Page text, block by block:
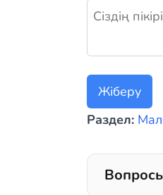
Жаңа пікір
Жіберу
Раздел: